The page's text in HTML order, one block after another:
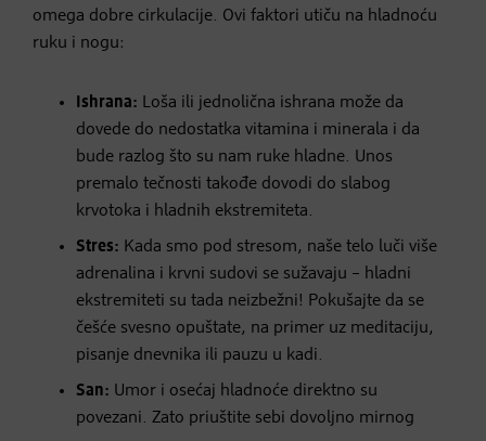
omega dobre cirkulacije. Ovi faktori utiču na hladnoću
ruku i nogu:
Ishrana: Loša ili jednolična ishrana može da
dovede do nedostatka vitamina i minerala i da
bude razlog što su nam ruke hladne. Unos
premalo tečnosti takođe dovodi do slabog
krvotoka i hladnih ekstremiteta.
Stres: Kada smo pod stresom, naše telo luči više
adrenalina i krvni sudovi se sužavaju – hladni
ekstremiteti su tada neizbežni! Pokušajte da se
češće svesno opuštate, na primer uz meditaciju,
pisanje dnevnika ili pauzu u kadi.
San: Umor i osećaj hladnoće direktno su
povezani. Zato priuštite sebi dovoljno mirnog